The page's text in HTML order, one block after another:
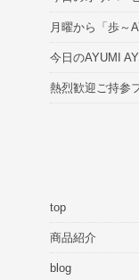
月曜から「歩～
今日のAYUMI
熱烈歓迎ご持参
top
商品紹介
blog